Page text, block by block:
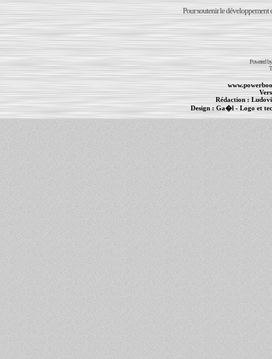
Pour soutenir le développement
Powered
Rédaction :
Design :Ga�l- Logo et
PowerBook